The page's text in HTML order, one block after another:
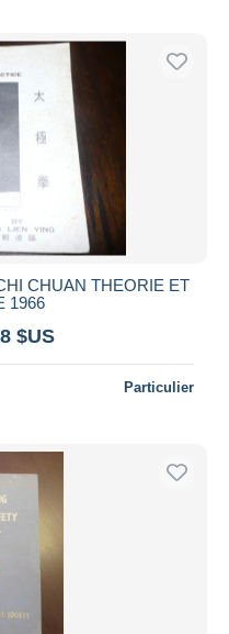
CHUAN THEORIE ET
1966
$US
Particulier